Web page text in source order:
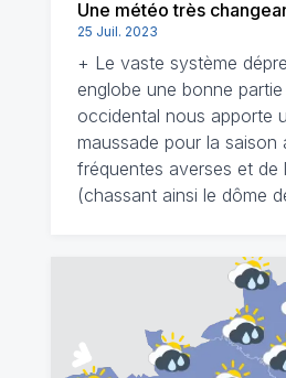
Une météo très
25 Juil. 2023
+ Le vaste système
englobe une bonne partie
occidental nous apporte
maussade pour la saison
fréquentes averses et de
(chassant ainsi le dôme